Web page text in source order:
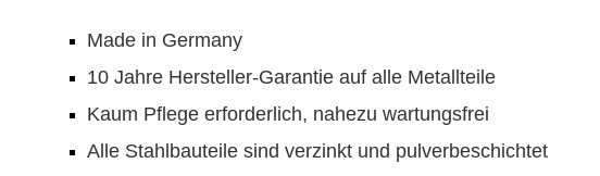
Made in Germany
10 Jahre Hersteller-Garantie auf alle Metallteile
Kaum Pflege erforderlich, nahezu wartungsfrei
Alle Stahlbauteile sind verzinkt und pulverbeschichtet